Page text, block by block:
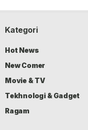
Kategori
Hot News
New Comer
Movie & TV
Tekhnologi & Gadget
Ragam